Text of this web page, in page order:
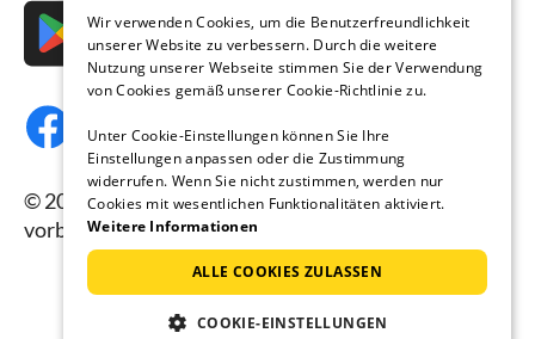
© 2026 Ferienhausmiete.de, alle Rechte
vorbehalten.
Wir verwenden Cookies, um die Benutzerfreundlichkeit
unserer Website zu verbessern. Durch die weitere
Nutzung unserer Webseite stimmen Sie der Verwendung
von Cookies gemäß unserer Cookie-Richtlinie zu.
Unter Cookie-Einstellungen können Sie Ihre
Einstellungen anpassen oder die Zustimmung
widerrufen. Wenn Sie nicht zustimmen, werden nur
Cookies mit wesentlichen Funktionalitäten aktiviert.
Weitere Informationen
ALLE COOKIES ZULASSEN
COOKIE-EINSTELLUNGEN